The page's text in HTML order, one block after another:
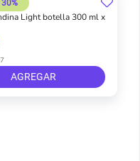
Light botella 300 ml x
AGREGAR